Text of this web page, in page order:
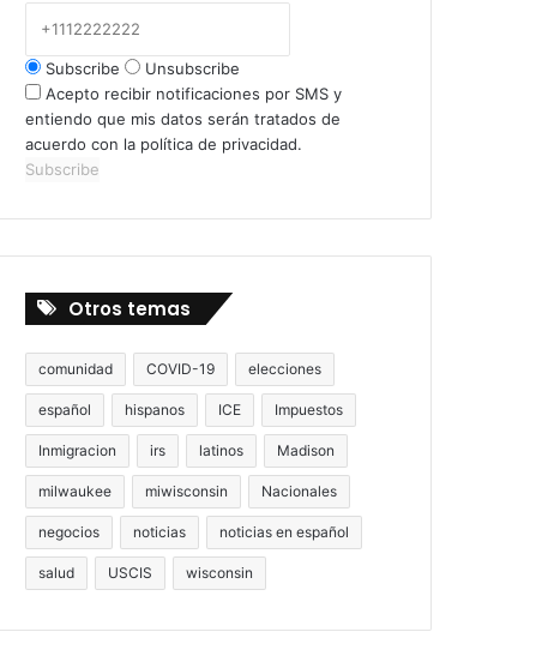
Subscribe
Unsubscribe
Acepto recibir notificaciones por SMS y
entiendo que mis datos serán tratados de
acuerdo con la política de privacidad.
Subscribe
Otros temas
comunidad COVID-19 elecciones
español hispanos ICE Impuestos
Inmigracion irs latinos Madison
milwaukee miwisconsin Nacionales
negocios noticias noticias en español
salud USCIS wisconsin